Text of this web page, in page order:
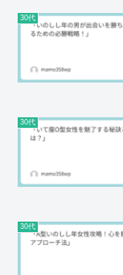
30代
30代
30代